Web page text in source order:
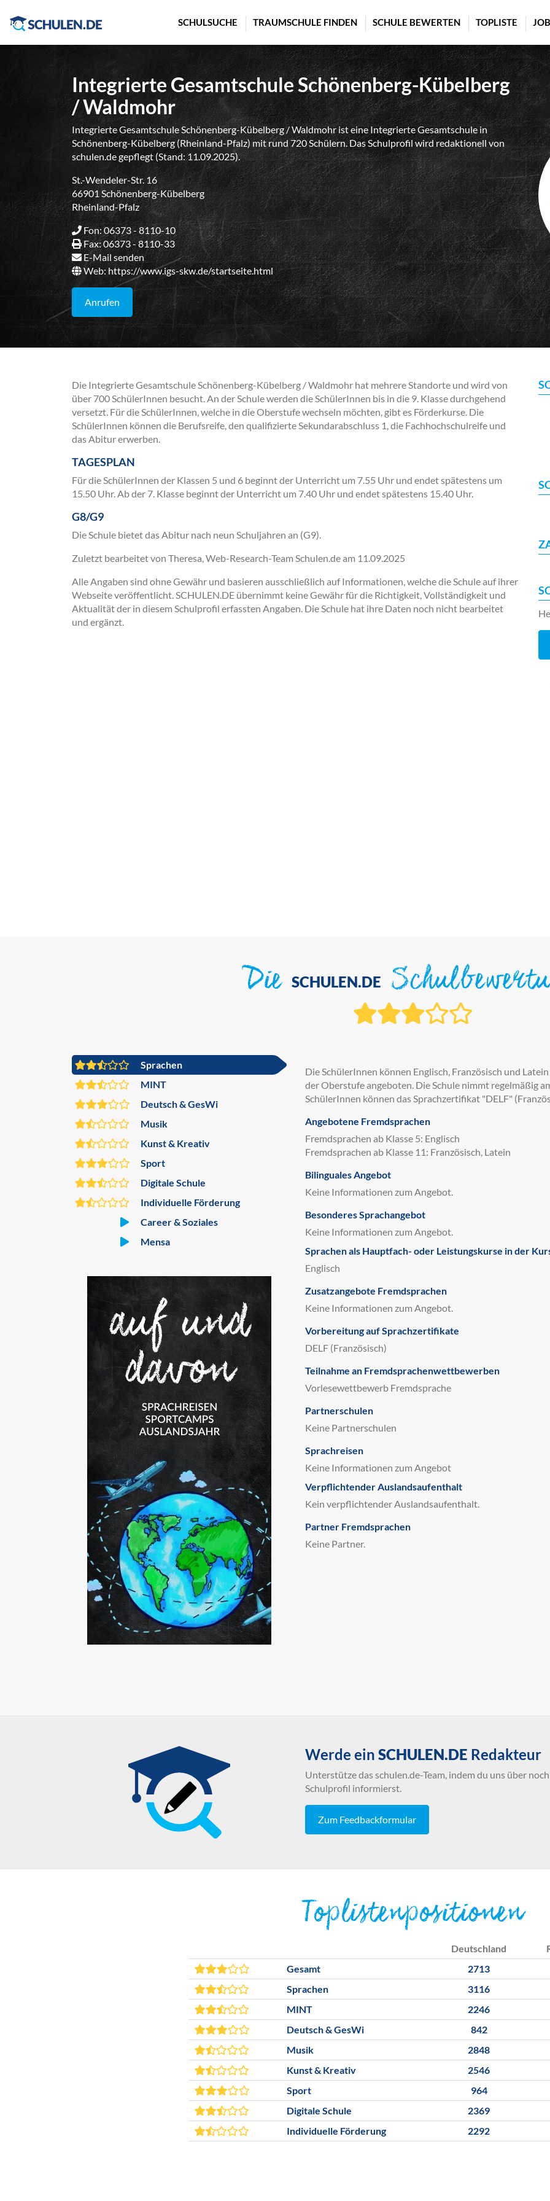
SCHULSUCHE TRAUMSCHULE FINDEN SCHULE BEWERTEN TOPLISTE
Integrierte Gesamtschule Schönenberg-Kübelberg
/ Waldmohr
Integrierte Gesamtschule Schönenberg-Kübelberg / Waldmohr ist eine Integrierte Gesamtschule in
Schönenberg-Kübelberg (Rheinland-Pfalz) mit rund 720 Schülern. Das Schulprofil wird redaktionell von
schulen.de gepflegt (Stand: 11.09.2025).
St.-Wendeler-Str. 16
66901 Schönenberg-Kübelberg
Rheinland-Pfalz
Fon: 06373 - 8110-10
Fax: 06373 - 8110-33
E-Mail senden
Web: https://www.igs-skw.de/startseite.html
Anrufen
Die Integrierte Gesamtschule Schönenberg-Kübelberg / Waldmohr hat mehrere Standorte und wird von
über 700 SchülerInnen besucht. An der Schule werden die SchülerInnen bis in die 9. Klasse durchgehend
versetzt. Für die SchülerInnen, welche in die Oberstufe wechseln möchten, gibt es Förderkurse. Die
SchülerInnen können die Berufsreife, den qualifizierte Sekundarabschluss 1, die Fachhochschulreife und
das Abitur erwerben.
TAGESPLAN
Für die SchülerInnen der Klassen 5 und 6 beginnt der Unterricht um 7.55 Uhr und endet spätestens um
15.50 Uhr. Ab der 7. Klasse beginnt der Unterricht um 7.40 Uhr und endet spätestens 15.40 Uhr.
G8/G9
Die Schule bietet das Abitur nach neun Schuljahren an (G9).
Zuletzt bearbeitet von Theresa, Web-Research-Team Schulen.de am 11.09.2025
Alle Angaben sind ohne Gewähr und basieren ausschließlich auf Informationen, welche die Schule auf ihrer
Webseite veröffentlicht. SCHULEN.DE übernimmt keine Gewähr für die Richtigkeit, Vollständigkeit und
Aktualität der in diesem Schulprofil erfassten Angaben. Die Schule hat ihre Daten noch nicht bearbeitet
und ergänzt.
Die SCHULEN.DE
Sprachen
MINT
Deutsch & GesWi
Musik
Kunst & Kreativ
Sport
Digitale Schule
Individuelle Förderung
Career & Soziales
Mensa
Die SchülerInnen können Englisch, Französisch und
der Oberstufe angeboten. Die Schule nimmt regelmäßig
SchülerInnen können das Sprachzertifikat "DELF"
Angebotene Fremdsprachen
Fremdsprachen ab Klasse 5: Englisch
Fremdsprachen ab Klasse 11: Französisch, Latein
Bilinguales Angebot
Keine Informationen zum Angebot.
Besonderes Sprachangebot
Keine Informationen zum Angebot.
Sprachen als Hauptfach- oder Leistungskurse in der
Englisch
Zusatzangebote Fremdsprachen
Keine Informationen zum Angebot.
Vorbereitung auf Sprachzertifikate
DELF (Französisch)
Teilnahme an Fremdsprachenwettbewerben
Vorlesewettbewerb Fremdsprache
Partnerschulen
Keine Partnerschulen
Sprachreisen
Keine Informationen zum Angebot
Verpflichtender Auslandsaufenthalt
Kein verpflichtender Auslandsaufenthalt.
Partner Fremdsprachen
Keine Partner.
Werde ein SCHULEN.DE Redakteur
Unterstütze das schulen.de-Team, indem du uns über
Schulprofil informierst.
Zum Feedbackformular
Toplistenpositionen
Deutschland
Gesamt
2713
Sprachen
3116
MINT
2246
Deutsch & GesWi
842
Musik
2848
Kunst & Kreativ
2546
Sport
964
Digitale Schule
2369
Individuelle Förderung
2292